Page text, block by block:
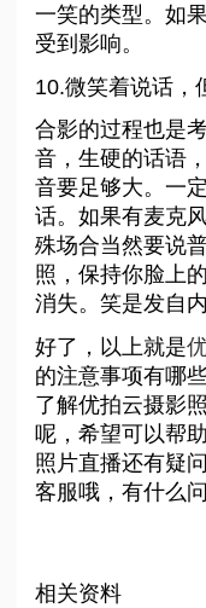
一笑的类型。如
受到影响。
10.微笑着说话，
合影的过程也是
音，生硬的话语
音要足够大。一
话。如果有麦克
殊场合当然要说
照，保持你脸上
消失。笑是发自
好了，以上就是
的注意事项有哪
了解优拍云摄影
呢，希望可以帮
照片直播还有疑
客服哦，有什么
相关资料